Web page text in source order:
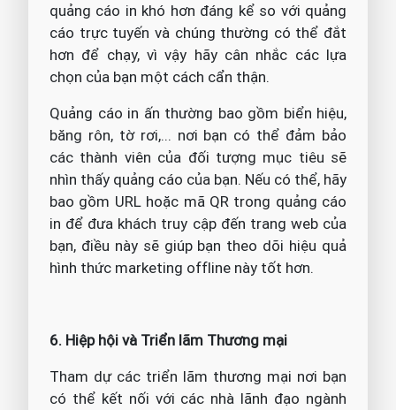
quảng cáo in khó hơn đáng kể so với quảng
cáo trực tuyến và chúng thường có thể đắt
hơn để chạy, vì vậy hãy cân nhắc các lựa
chọn của bạn một cách cẩn thận.
Quảng cáo in ấn thường bao gồm biển hiệu,
băng rôn, tờ rơi,... nơi bạn có thể đảm bảo
các thành viên của đối tượng mục tiêu sẽ
nhìn thấy quảng cáo của bạn. Nếu có thể, hãy
bao gồm URL hoặc mã QR trong quảng cáo
in để đưa khách truy cập đến trang web của
bạn, điều này sẽ giúp bạn theo dõi hiệu quả
hình thức marketing offline này tốt hơn.
6. Hiệp hội và Triển lãm Thương mại
Tham dự các triển lãm thương mại nơi bạn
có thể kết nối với các nhà lãnh đạo ngành